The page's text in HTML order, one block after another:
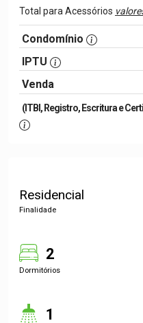
Total para Acessórios
Condomínio
IPTU
Venda
(ITBI, Registro, Escritura e
Residencial
Finalidade
2
Dormitórios
1